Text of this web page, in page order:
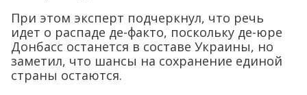
При этом эксперт подчеркнул, что речь
идет о распаде де-факто, поскольку де-юре
Донбасс останется в составе Украины, но
заметил, что шансы на сохранение единой
страны остаются.